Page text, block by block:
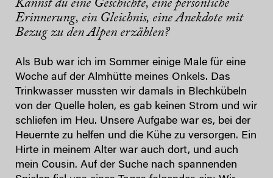
Kannst du eine Geschichte, eine persönliche
Erinnerung, ein Gleichnis, eine Anekdote mit
Bezug zu den Alpen erzählen?
Als Bub war ich im Sommer einige Male für eine
Woche auf der Almhütte meines Onkels. Das
Trinkwasser mussten wir damals in Blechkübeln
von der Quelle holen, es gab keinen Strom und wir
schliefen im Heu. Unsere Aufgabe war es, bei der
Heuernte zu helfen und die Kühe zu versorgen. Ein
Hirte in meinem Alter war auch dort, und auch
mein Cousin. Auf der Suche nach spannenden